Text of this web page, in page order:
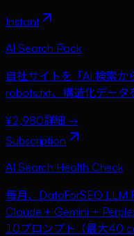
Instant
AI Search Pack
自社サイトを「AI 検索か
robots.txt、構造化データ
¥2,980詳細 →
Subscription
AI Search Health Check
毎月、DataForSEO LLM
Claude + Gemini +
10プロンプト（最大40